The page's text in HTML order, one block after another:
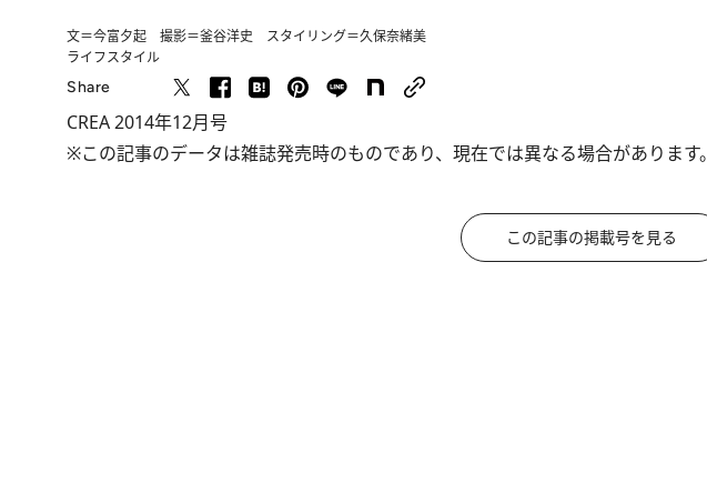
文＝今富夕起 撮影＝釜谷洋史 スタイリング＝久保奈緒美
ライフスタイル
Share
CREA 2014年12月号
※この記事のデータは雑誌発売時のものであり、現在では異なる場合があります。
この記事の掲載号を見る